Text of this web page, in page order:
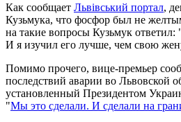
Как сообщает Львівський портал,
Кузьмука, что фосфор был не
на такие вопросы Кузьмук
И я изучил его лучше, чем свою
Помимо прочего, вице-премьер
последствий аварии во Львовской
установленный Президентом
"Мы это сделали. И сделали на